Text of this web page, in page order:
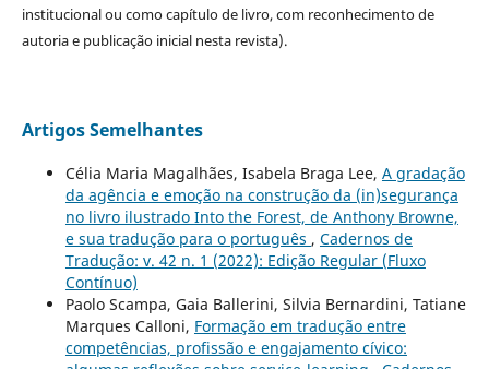
institucional ou como capítulo de livro, com reconhecimento de
autoria e publicação inicial nesta revista).
Artigos Semelhantes
Célia Maria Magalhães, Isabela Braga Lee, A gradação
da agência e emoção na construção da (in)segurança
no livro ilustrado Into the Forest, de Anthony Browne,
e sua tradução para o português , Cadernos de
Tradução: v. 42 n. 1 (2022): Edição Regular (Fluxo
Contínuo)
Paolo Scampa, Gaia Ballerini, Silvia Bernardini, Tatiane
Marques Calloni, Formação em tradução entre
competências, profissão e engajamento cívico: